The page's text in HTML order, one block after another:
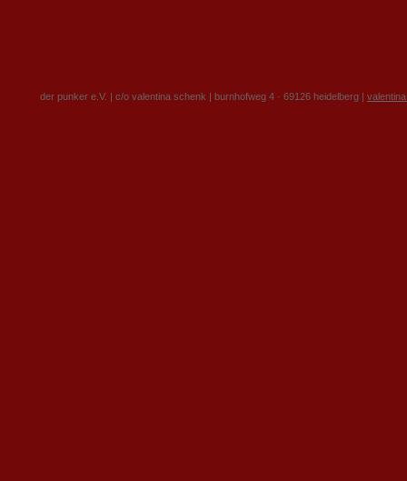
der punker e.V. | c/o valentina schenk | burnhofweg 4 · 69126 heidelberg |